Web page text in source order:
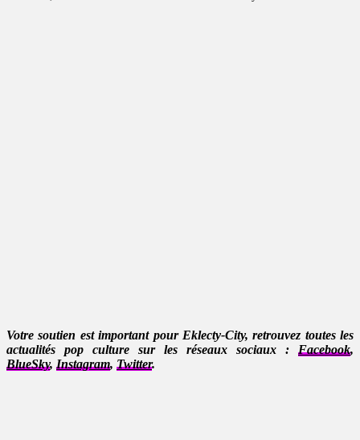
Votre soutien est important pour Eklecty-City, retrouvez toutes les
actualités pop culture sur les réseaux sociaux : Facebook,
BlueSky, Instagram, Twitter.